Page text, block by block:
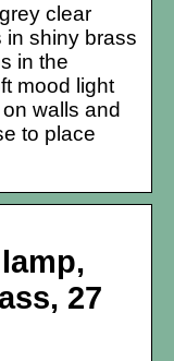
clear
in shiny brass
in the
mood light
walls and
to place
27